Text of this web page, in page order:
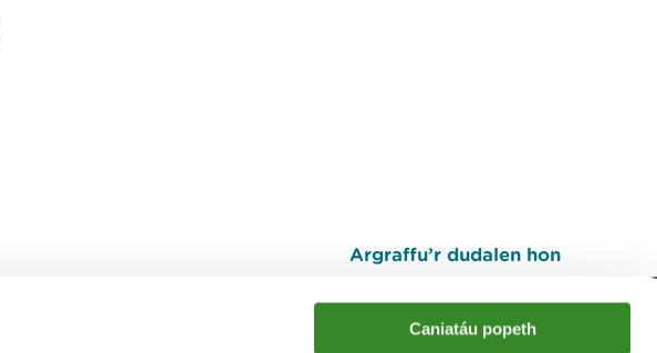
Caniatáu popeth
Argraffu’r dudalen hon
I fyny